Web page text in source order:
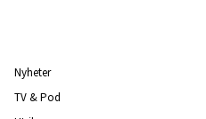
Nyheter
TV & Pod